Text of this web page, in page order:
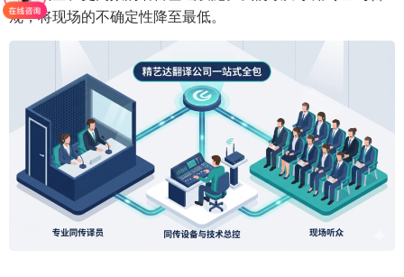
规，将现场的不确定性降至最低。